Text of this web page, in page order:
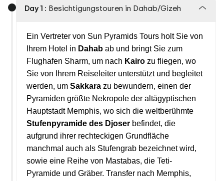
Day 1 : Besichtigungstouren in Dahab/Gizeh
Ein Vertreter von Sun Pyramids Tours holt Sie von
Ihrem Hotel in Dahab ab und bringt Sie zum
Flughafen Sharm, um nach Kairo zu fliegen, wo
Sie von Ihrem Reiseleiter unterstützt und begleitet
werden, um Sakkara zu bewundern, einen der
Pyramiden größte Nekropole der altägyptischen
Hauptstadt Memphis, wo sich die weltberühmte
Stufenpyramide des Djoser befindet, die
aufgrund ihrer rechteckigen Grundfläche
manchmal auch als Stufengrab bezeichnet wird,
sowie eine Reihe von Mastabas, die Teti-
Pyramide und Gräber. Transfer nach Memphis,